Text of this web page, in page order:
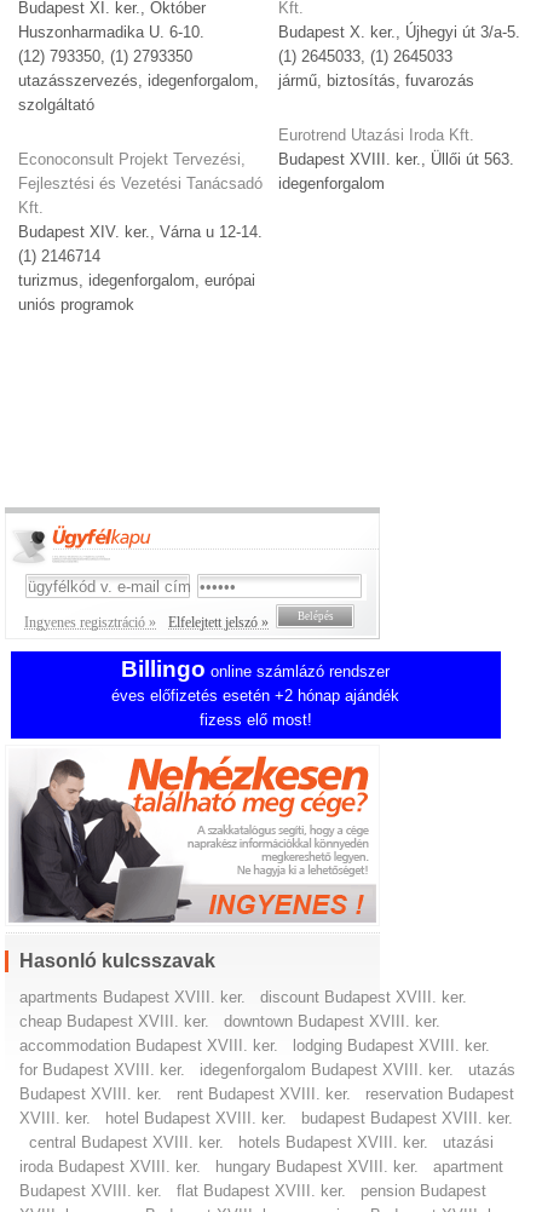
Budapest XI. ker., Október
Huszonharmadika U. 6-10.
(12) 793350, (1) 2793350
utazásszervezés, idegenforgalom,
szolgáltató
Econoconsult Projekt Tervezési,
Fejlesztési és Vezetési Tanácsadó
Kft.
Budapest XIV. ker., Várna u 12-14.
(1) 2146714
turizmus, idegenforgalom, európai
uniós programok
Kft.
Budapest X. ker., Újhegyi út 3/a-5.
(1) 2645033, (1) 2645033
jármű, biztosítás, fuvarozás
Eurotrend Utazási Iroda Kft.
Budapest XVIII. ker., Üllői út 563.
idegenforgalom
Ingyenes regisztráció » Elfelejtett jelszó »
Billingo online számlázó rendszer
éves előfizetés esetén +2 hónap ajándék
fizess elő most!
Hasonló kulcsszavak
apartments Budapest XVIII. ker.
discount Budapest XVIII. ker.
cheap Budapest XVIII. ker.
downtown Budapest XVIII. ker.
accommodation Budapest XVIII. ker.
lodging Budapest XVIII. ker.
for Budapest XVIII. ker.
idegenforgalom Budapest XVIII. ker.
utazás
Budapest XVIII. ker.
rent Budapest XVIII. ker.
reservation Budapest
XVIII. ker.
hotel Budapest XVIII. ker.
budapest Budapest XVIII. ker.
central Budapest XVIII. ker.
hotels Budapest XVIII. ker.
utazási
iroda Budapest XVIII. ker.
hungary Budapest XVIII. ker.
apartment
Budapest XVIII. ker.
flat Budapest XVIII. ker.
pension Budapest